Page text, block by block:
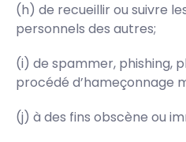
(h) de recueillir ou suivre
personnels des autres;
(i) de spammer, phishing,
procédé d’hameçonnage
(j) à des fins obscène ou